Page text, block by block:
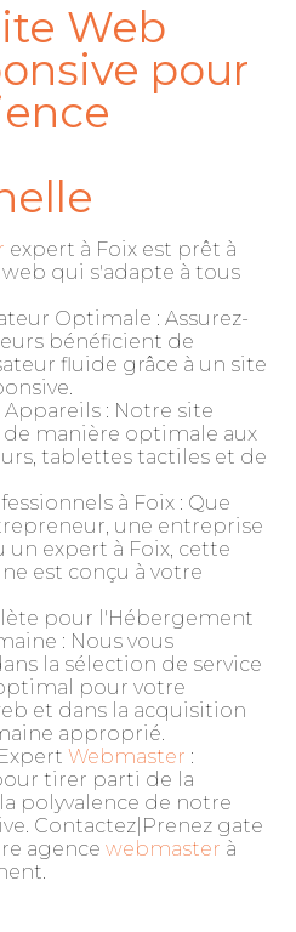
Web
pour
expert à Foix est prêt à
qui s'adapte à tous
Optimale : Assurez-
bénéficient de
fluide grâce à un site
Appareils : Notre site
manière optimale aux
tablettes tactiles et de
à Foix : Que
une entreprise
expert à Foix, cette
est conçu à votre
pour l'Hébergement
: Nous vous
la sélection de service
pour votre
et dans la acquisition
approprié.
Webmaster :
tirer parti de la
polyvalence de notre
Contactez|Prenez gate
agence webmaster à